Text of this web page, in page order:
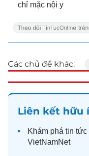
chỉ mặc nội y
Các chủ đề khác:
Liên kết hữu
Khám phá tin tức
VietNamNet